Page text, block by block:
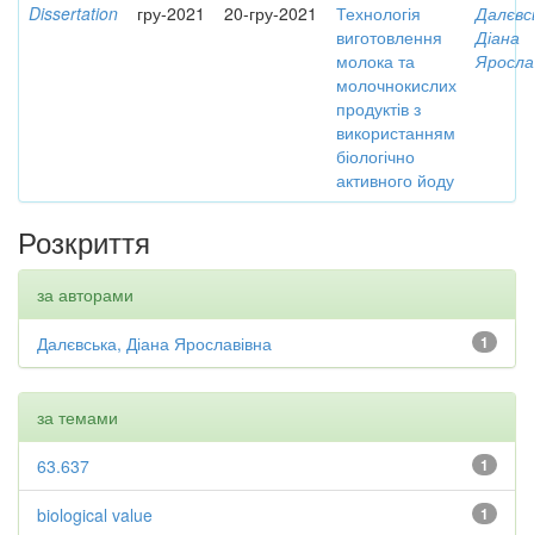
Dissertation гру-2021 20-гру-2021
Технологія
виготовлення
молока та
молочнокислих
продуктів з
використанням
біологічно
активного йоду
Діана
Розкриття
за авторами
1
Далєвська, Діана Ярославівна
за темами
1
63.637
1
biological value